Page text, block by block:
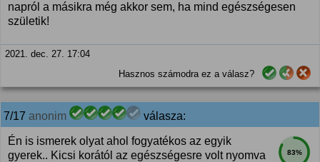
napról a másikra még akkor sem, ha mind egészségesen
születik!
2021. dec. 27. 17:04
Hasznos számodra ez a válasz?
7/17 anonim válasza:
83%
Én is ismerek olyat ahol fogyatékos az egyik
gyerek.. Kicsi korától az egészségesre volt nyomva